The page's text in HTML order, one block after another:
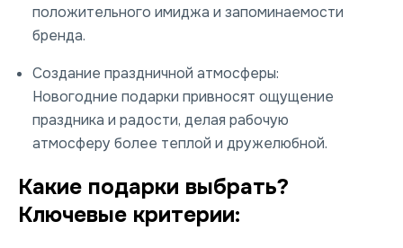
положительного имиджа и запоминаемости
бренда.
Создание праздничной атмосферы:
Новогодние подарки привносят ощущение
праздника и радости, делая рабочую
атмосферу более теплой и дружелюбной.
Какие подарки выбрать?
Ключевые критерии: